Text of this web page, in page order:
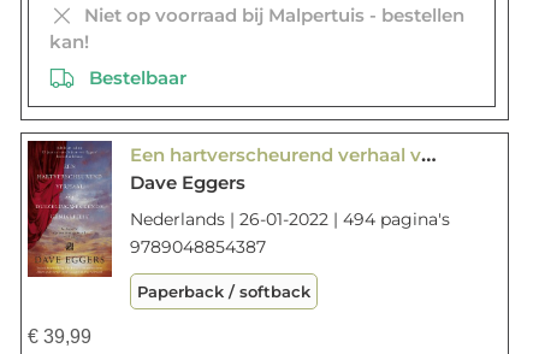
Niet op voorraad bij Malpertuis - bestellen
kan!
Bestelbaar
Een hartverscheurend verhaal van duizelingwekkende genialiteit
Dave Eggers
Nederlands | 26-01-2022 | 494 pagina's
9789048854387
Paperback / softback
€39,99